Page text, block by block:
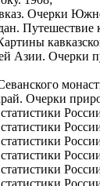
Очерки
Путешествие
Азии. Очерки
Очерки